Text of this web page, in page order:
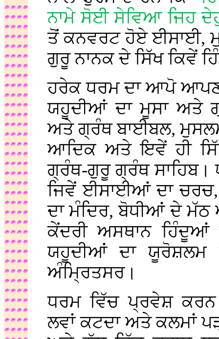
ਨਾਮੇ ਸੋਈ ਸੇਵਿਆ ਜਿਹ
ਤੋਂ ਕਨਵਰਟ ਹੋਏ ਈਸਾਈ,
ਗੁਰੂ ਨਾਨਕ ਦੇ ਸਿੱਖ ਕਿਵੇਂ
ਹਰੇਕ ਧਰਮ ਦਾ ਆਪੋ
ਯਹੂਦੀਆਂ ਦਾ ਮੂਸਾ ਅਤੇ
ਅਤੇ ਗ੍ਰੰਥ ਬਾਈਬਲ,
ਆਦਿਕ ਅਤੇ ਇਵੇਂ ਹੀ
ਗ੍ਰੰਥ-ਗੁਰੂ ਗ੍ਰੰਥ ਸਾਹਿਬ।
ਜਿਵੇਂ ਈਸਾਈਆਂ ਦਾ ਚਰਚ,
ਦਾ ਮੰਦਿਰ, ਬੋਧੀਆਂ ਦੇ
ਕੇਂਦਰੀ ਅਸਥਾਨ ਹਿੰਦੂਆਂ
ਯਹੂਦੀਆਂ ਦਾ ਯੂਰੋਸ਼ਲਮ
ਅੰਮ੍ਰਿਤਸਰ।
ਧਰਮ ਵਿੱਚ ਪ੍ਰਵੇਸ਼
ਲਵਾਂ ਕਟਦਾ ਅਤੇ ਕਲਮਾਂ